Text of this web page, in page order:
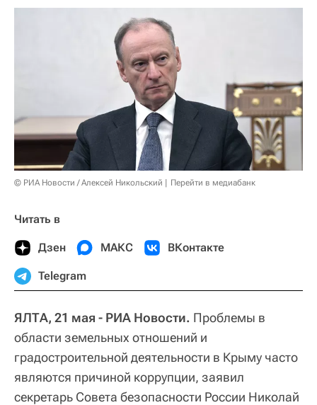
© РИА Новости / Алексей Никольский Перейти в медиабанк
Читать в
Дзен МАКС ВКонтакте
Telegram
ЯЛТА, 21 мая - РИА Новости. Проблемы в
области земельных отношений и
градостроительной деятельности в Крыму часто
являются причиной коррупции, заявил
секретарь Совета безопасности России Николай